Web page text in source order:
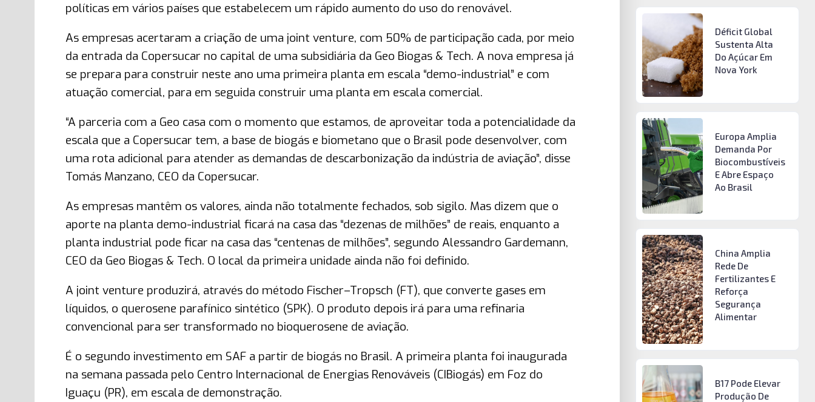
políticas em vários países que estabelecem um rápido aumento do uso do renovável.
As empresas acertaram a criação de uma joint venture, com 50% de participação cada, por meio
da entrada da Copersucar no capital de uma subsidiária da Geo Biogas & Tech. A nova empresa já
se prepara para construir neste ano uma primeira planta em escala “demo-industrial” e com
atuação comercial, para em seguida construir uma planta em escala comercial.
“A parceria com a Geo casa com o momento que estamos, de aproveitar toda a potencialidade da
escala que a Copersucar tem, a base de biogás e biometano que o Brasil pode desenvolver, com
uma rota adicional para atender as demandas de descarbonização da indústria de aviação”, disse
Tomás Manzano, CEO da Copersucar.
As empresas mantêm os valores, ainda não totalmente fechados, sob sigilo. Mas dizem que o
aporte na planta demo-industrial ficará na casa das “dezenas de milhões” de reais, enquanto a
planta industrial pode ficar na casa das “centenas de milhões”, segundo Alessandro Gardemann,
CEO da Geo Biogas & Tech. O local da primeira unidade ainda não foi definido.
A joint venture produzirá, através do método Fischer–Tropsch (FT), que converte gases em
líquidos, o querosene parafínico sintético (SPK). O produto depois irá para uma refinaria
convencional para ser transformado no bioquerosene de aviação.
É o segundo investimento em SAF a partir de biogás no Brasil. A primeira planta foi inaugurada
na semana passada pelo Centro Internacional de Energias Renováveis (CIBiogás) em Foz do
Iguaçu (PR), em escala de demonstração.
Déficit Global
Sustenta Alta
Do Açúcar Em
Nova York
Europa Amplia
Demanda Por
Biocombustíveis
E Abre Espaço
Ao Brasil
China Amplia
Rede De
Fertilizantes E
Reforça
Segurança
Alimentar
B17 Pode Elevar
Produção De